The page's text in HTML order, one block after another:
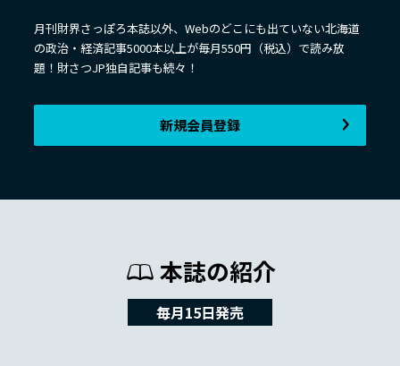
月刊財界さっぽろ本誌以外、Webのどこにも出ていない北海道
の政治・経済記事5000本以上が毎月550円（税込）で読み放
題！財さつJP独自記事も続々！
新規会員登録
本誌の紹介
毎月15日発売